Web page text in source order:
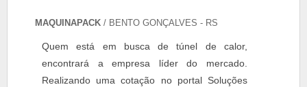
MAQUINAPACK / BENTO GONÇALVES - RS
Quem está em busca de túnel de calor,
encontrará a empresa líder do mercado.
Realizando uma cotação no portal Soluções